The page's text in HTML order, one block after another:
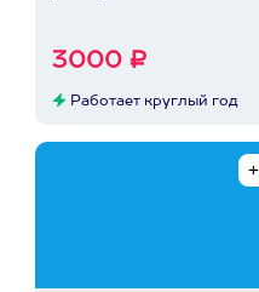
3000 ₽
Работает круглый год